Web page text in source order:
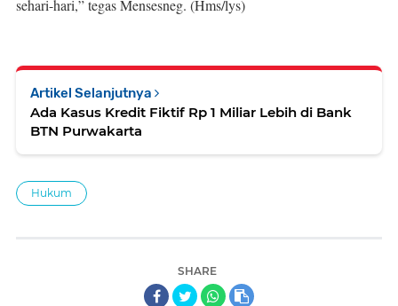
sehari-hari,” tegas Mensesneg. (Hms/lys)
Artikel Selanjutnya
Ada Kasus Kredit Fiktif Rp 1 Miliar Lebih di Bank
BTN Purwakarta
Hukum
SHARE